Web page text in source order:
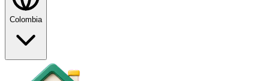
Colombia